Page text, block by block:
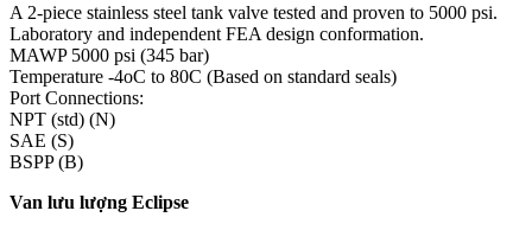
A 2-piece stainless steel tank valve tested and proven to 5000 psi.
Laboratory and independent FEA design conformation.
MAWP 5000 psi (345 bar)
Temperature -4oC to 80C (Based on standard seals)
Port Connections:
NPT (std) (N)
SAE (S)
BSPP (B)
Van lưu lượng Eclipse